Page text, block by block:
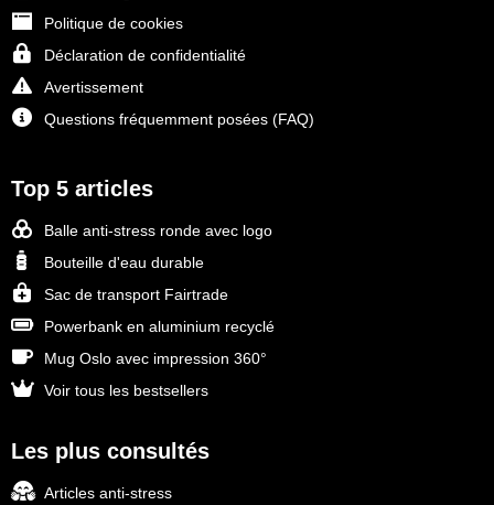
Politique de cookies
Déclaration de confidentialité
Avertissement
Questions fréquemment posées (FAQ)
Top 5 articles
Balle anti-stress ronde avec logo
Bouteille d'eau durable
Sac de transport Fairtrade
Powerbank en aluminium recyclé
Mug Oslo avec impression 360°
Voir tous les bestsellers
Les plus consultés
Articles anti-stress